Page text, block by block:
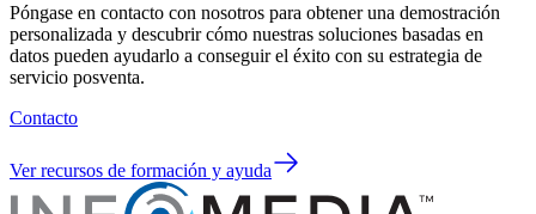
Póngase en contacto con nosotros para obtener una demostración
personalizada y descubrir cómo nuestras soluciones basadas en
datos pueden ayudarlo a conseguir el éxito con su estrategia de
servicio posventa.
Contacto
Ver recursos de formación y ayuda